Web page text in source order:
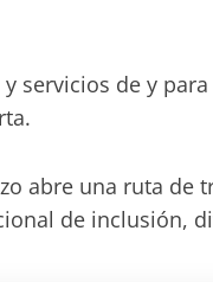
servicios de y
abre una ruta
de inclusión,